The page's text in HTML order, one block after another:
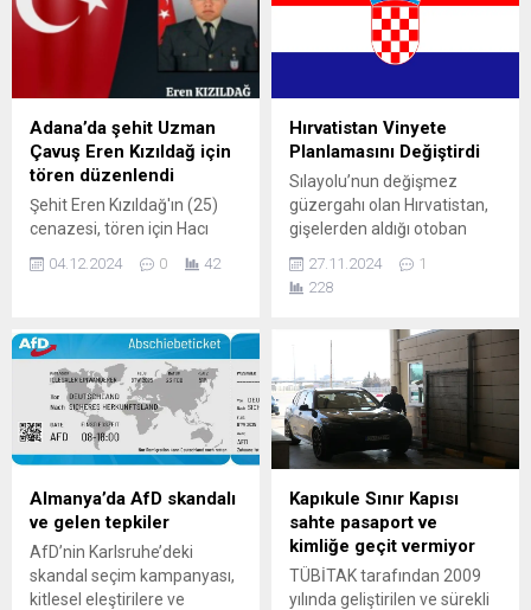
Adana’da şehit Uzman
Çavuş Eren Kızıldağ için
tören düzenlendi
Şehit Eren Kızıldağ'ın (25)
cenazesi, tören için Hacı
Sabancı Merkez Camisi'ne
getirildi.
04.12.2024 0 42
Hırvatistan Vinyete
Planlamasını Değiştirdi
Sılayolu’nun değişmez
güzergahı olan Hırvatistan,
gişelerden aldığı otoban
ücretlerinde ki planlamada
değişiklik yaptı. Hırvatistan
yaklaşık 4 yıldır otoban
yapmamıştı ancak 2025 yılı
itibaren yeni
fiyatlandırmaya gitti.
Otoban ücretlerine %10
zam yaparak, gişelerden
ücretler zamlı tarife ile
alınacak. Hırvatistan
planladığı vinyete sistemini
2026 yılına erteledi. Sebebi
ise pandemi nedeniyle...
27.11.2024
1
228
Almanya’da AfD skandalı
ve gelen tepkiler
AfD’nin Karlsruhe’deki
skandal seçim kampanyası,
kitlesel eleştirilere ve
Kapıkule Sınır Kapısı
sahte pasaport ve
kimliğe geçit vermiyor
TÜBİTAK tarafından 2009
yılında geliştirilen ve sürekli